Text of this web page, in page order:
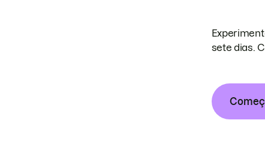
sete dias.